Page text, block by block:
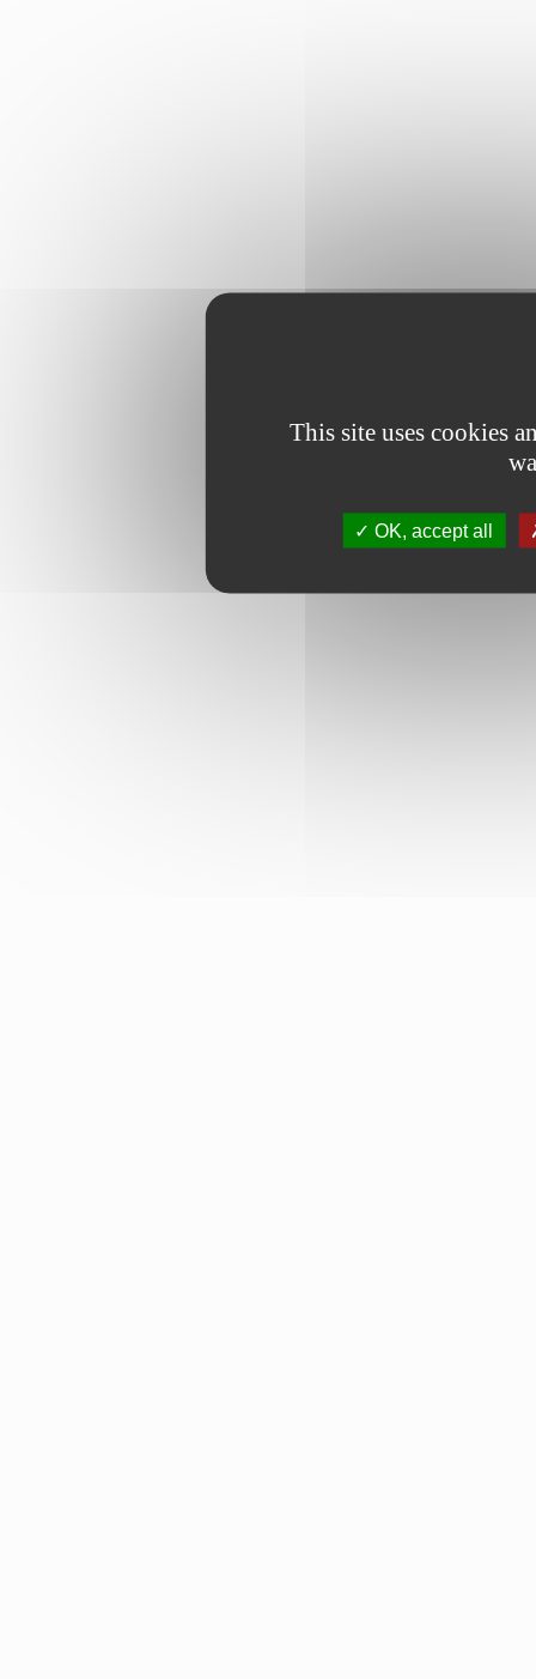
This site uses cookies
OK, accept all